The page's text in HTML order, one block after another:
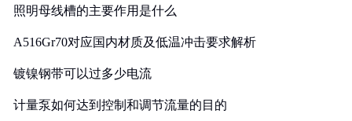
照明母线槽的主要作用是什么
A516Gr70对应国内材质及低温冲击要求解析
镀镍钢带可以过多少电流
计量泵如何达到控制和调节流量的目的